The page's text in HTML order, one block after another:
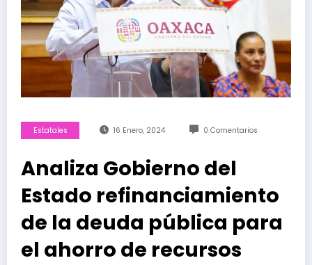
Estatales 16 Enero, 2024 0 Comentarios
Analiza Gobierno del
Estado refinanciamiento
de la deuda pública para
el ahorro de recursos